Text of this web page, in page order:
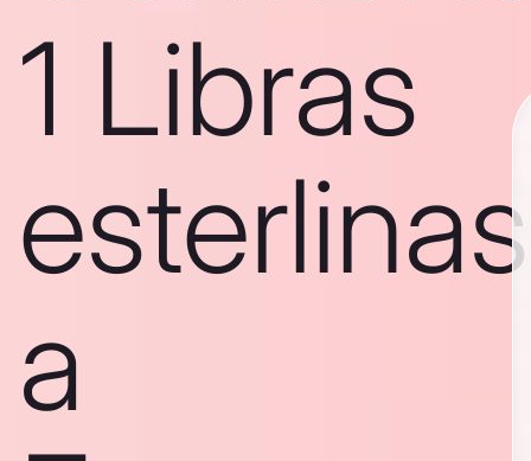
1 Libras
esterlinas
a